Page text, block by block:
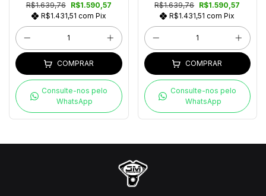
R$1.639,76
R$1.590,57
R$1.431,51 com Pix
COMPRAR
Consulte-nos pelo
WhatsApp
R$1.639,76 R$1.590,57
R$1.431,51com Pix
COMPRAR
Consulte-nos pelo
WhatsApp